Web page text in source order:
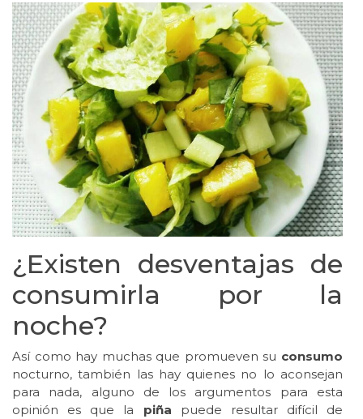
¿Existen desventajas de
consumirla por la
noche?
Así como hay muchas que promueven su consumo
nocturno, también las hay quienes no lo aconsejan
para nada, alguno de los argumentos para esta
opinión es que la piña puede resultar difícil de